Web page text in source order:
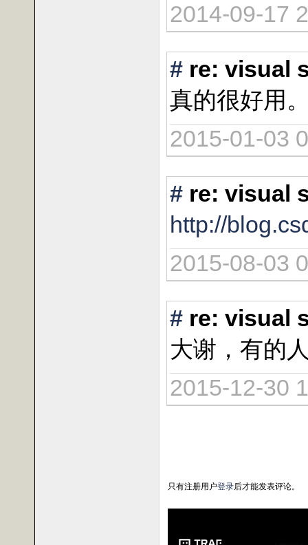
2014-09-17
# re: visual
真的很好用
2015-01-03
# re: visual
http://
2015-08-03
# re: visual
大谢，有的
2015-12-30
只有注册用户登录后才能发表评论。